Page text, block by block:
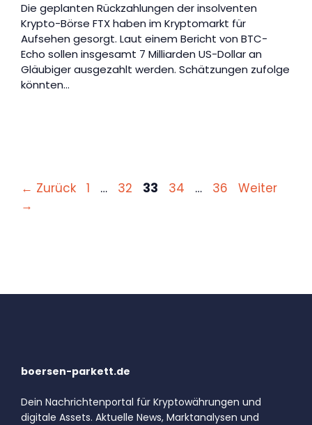
Die geplanten Rückzahlungen der insolventen
Krypto-Börse FTX haben im Kryptomarkt für
Aufsehen gesorgt. Laut einem Bericht von BTC-
Echo sollen insgesamt 7 Milliarden US-Dollar an
Gläubiger ausgezahlt werden. Schätzungen zufolge
könnten…
← Zurück Seite
1 … Seite
32 Seite
33 Seite
34 … Seite
36
Weiter
→
boersen-parkett.de
Dein Nachrichtenportal für Kryptowährungen und
digitale Assets. Aktuelle News, Marktanalysen und